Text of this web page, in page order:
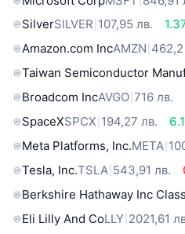
SilverSILVER 107,95 лв.
Amazon.com IncAMZN 462,2
Taiwan Semiconductor
Broadcom IncAVGO 716 лв.
SpaceXSPCX 194,27 лв.
Meta Platforms, Inc.META
Tesla, Inc.TSLA 543,91 лв.
Berkshire Hathaway Inc
Eli Lilly And CoLLY 2021,61